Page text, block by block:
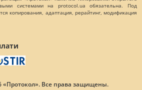
системами на protocol.ua обязательна. Под
копирования, адаптация, рерайтинг, модификация
«Протокол». Все права защищены.